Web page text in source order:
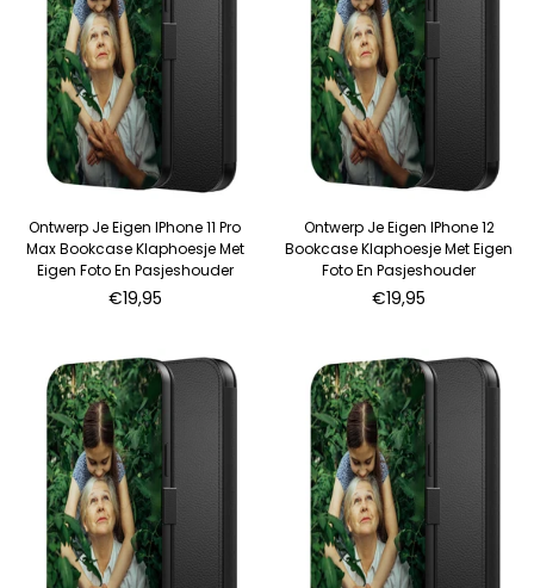
Ontwerp Je Eigen IPhone 11 Pro
Max Bookcase Klaphoesje Met
Eigen Foto En Pasjeshouder
Normale
€19,95
Ontwerp Je Eigen IPhone 12
Bookcase Klaphoesje Met Eigen
Foto En Pasjeshouder
Normale
€19,95